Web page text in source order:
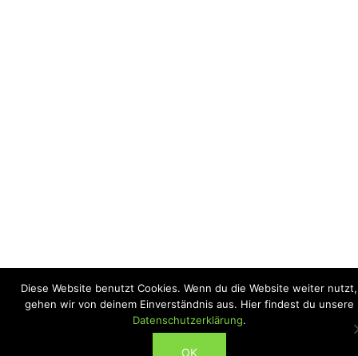
Diese Website benutzt Cookies. Wenn du die Website weiter nutzt,
gehen wir von deinem Einverständnis aus. Hier findest du unsere
Datenschutzerklärung.
OK